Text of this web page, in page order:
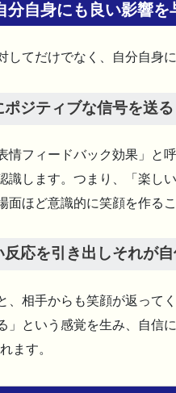
分自身にも良い影響を
してだけでなく、自分自身
ポジティブな信号を送る
情フィードバック効果」と
識します。つまり、「楽し
面ほど意識的に笑顔を作るこ
反応を引き出しそれが
、相手からも笑顔が返って
」という感覚を生み、自信
ます。